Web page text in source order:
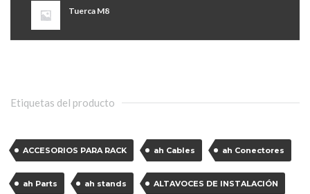
Tuerca M8
Etiquetas del producto
ACCESORIOS PARA RACK ah Cables ah Conectores
ah Parts ah stands ALTAVOCES DE INSTALACIÓN